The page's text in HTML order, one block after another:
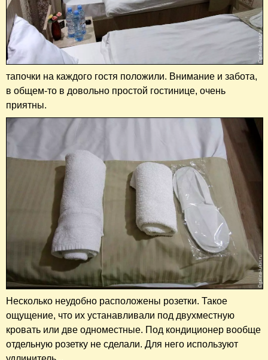
тапочки на каждого гостя положили. Внимание и забота,
в общем-то в довольно простой гостинице, очень
приятны.
Несколько неудобно расположены розетки. Такое
ощущение, что их устанавливали под двухместную
кровать или две одноместные. Под кондиционер вообще
отдельную розетку не сделали. Для него используют